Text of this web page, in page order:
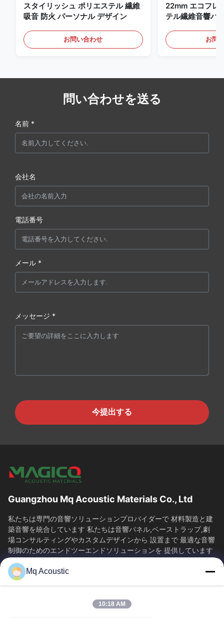
スタイリッシュ ポリエステル 繊維
吸音 防火 パーソナル デザイン
お問い合わせ
22mm エコフレ
テル繊維音響パ
お問
問い合わせを送る
名前 *
会社名
電話番号
メール *
メッセージ *
今提出する
Guangzhou Mq Acoustic Materials Co., Ltd
私たちは専門の音響ソリューションプロバイダーで 材料製造と建
築音響を統合しています 私たちは音響パネル,ベーストラップ,劇
場コンサルティングやカスタムデザインから 設置まで 最適な音響
制御のためのエンドツーエンドソリューションを 提供しています
音の科学を通じて様々な環境における...
SAIKESAISI水素エナジー
わたしたち に つい て
Mq Acoustic
10:18 AM